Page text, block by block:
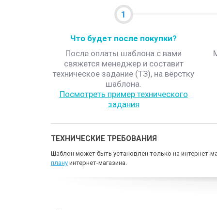
1
Что будет после покупки?
После оплаты шаблона с вами
свяжется менеджер и составит
техническое задание (ТЗ), на вёрстку
шаблона.
Посмотреть пример технического
задания
ТЕХНИЧЕСКИЕ ТРЕБОВАНИЯ
Шаблон может быть установлен только на интернет-
плану интернет-магазина.